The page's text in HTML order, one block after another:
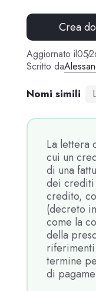
Crea
Aggiornato il05/
Scritto da
Nomi simili
La lettera
cui un
di una
dei crediti
credito,
(decreto
come la
della
termine
di